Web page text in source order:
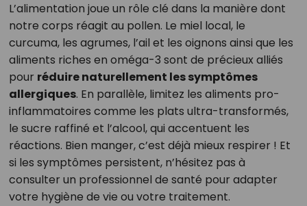
L’alimentation joue un rôle clé dans la manière dont
notre corps réagit au pollen. Le miel local, le
curcuma, les agrumes, l’ail et les oignons ainsi que les
aliments riches en oméga-3 sont de précieux alliés
pour réduire naturellement les symptômes
allergiques. En parallèle, limitez les aliments pro-
inflammatoires comme les plats ultra-transformés,
le sucre raffiné et l’alcool, qui accentuent les
réactions. Bien manger, c’est déjà mieux respirer ! Et
si les symptômes persistent, n’hésitez pas à
consulter un professionnel de santé pour adapter
votre hygiène de vie ou votre traitement.